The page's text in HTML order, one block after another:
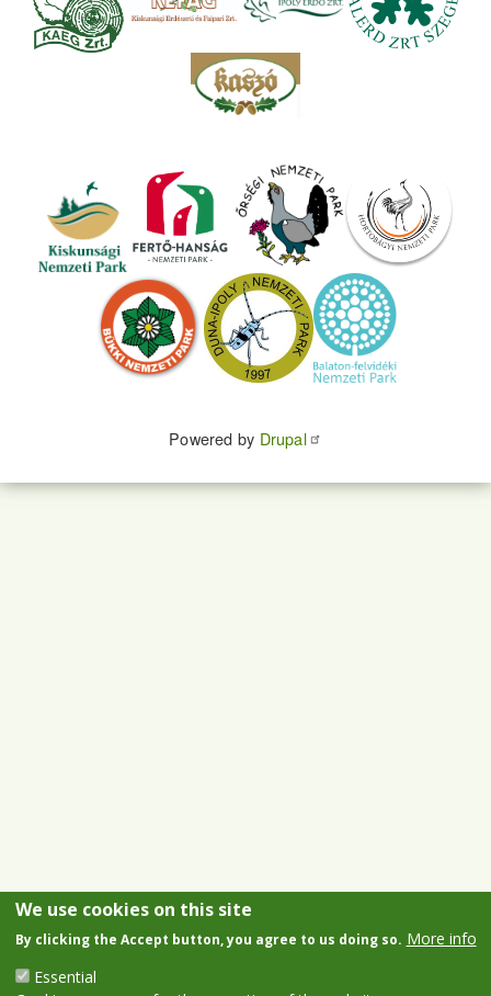
Powered by Drupal
We use cookies on this site
By clicking the Accept button, you agree to us doing so. More info
Essential